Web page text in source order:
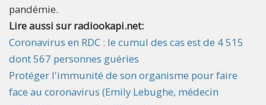
pandémie.
Lire aussi sur radiookapi.net:
Coronavirus en RDC : le cumul des cas est de 4 515
dont 567 personnes guéries
Protéger l'immunité de son organisme pour faire
face au coronavirus (Emily Lebughe, médecin